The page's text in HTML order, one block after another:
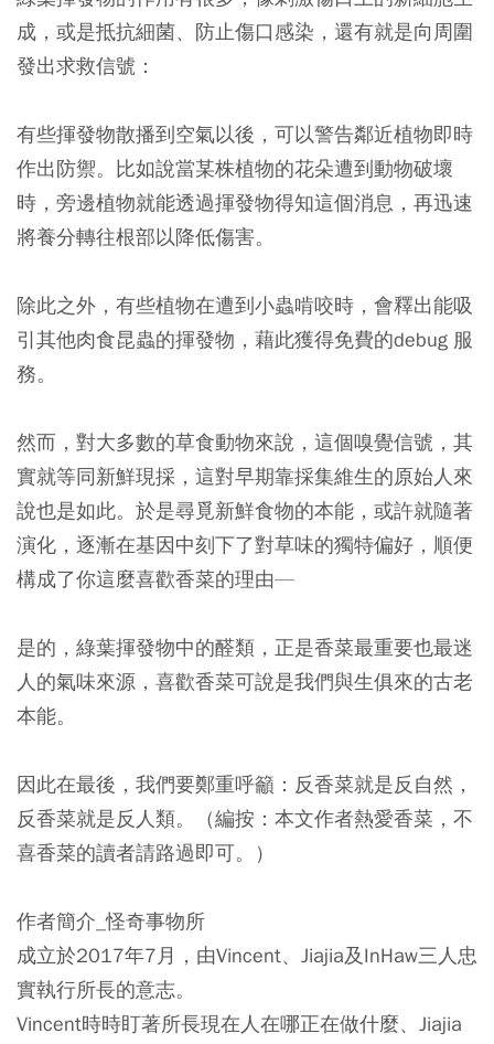
成，或是抵抗細菌、防止傷口感染，還有就是向周圍
發出求救信號：
有些揮發物散播到空氣以後，可以警告鄰近植物即時
作出防禦。比如說當某株植物的花朵遭到動物破壞
時，旁邊植物就能透過揮發物得知這個消息，再迅速
將養分轉往根部以降低傷害。
除此之外，有些植物在遭到小蟲啃咬時，會釋出能吸
引其他肉食昆蟲的揮發物，藉此獲得免費的debug 服
務。
然而，對大多數的草食動物來說，這個嗅覺信號，其
實就等同新鮮現採，這對早期靠採集維生的原始人來
說也是如此。於是尋覓新鮮食物的本能，或許就隨著
演化，逐漸在基因中刻下了對草味的獨特偏好，順便
構成了你這麼喜歡香菜的理由—
是的，綠葉揮發物中的醛類，正是香菜最重要也最迷
人的氣味來源，喜歡香菜可說是我們與生俱來的古老
本能。
因此在最後，我們要鄭重呼籲：反香菜就是反自然，
反香菜就是反人類。（編按：本文作者熱愛香菜，不
喜香菜的讀者請路過即可。）
作者簡介_怪奇事物所
成立於2017年7月，由Vincent、Jiajia及InHaw三人忠
實執行所長的意志。
Vincent時時盯著所長現在人在哪正在做什麼、Jiajia